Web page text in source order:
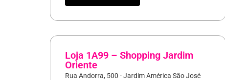
Loja 1A99 – Shopping Jardim
Oriente
Rua Andorra, 500 - Jardim América São José